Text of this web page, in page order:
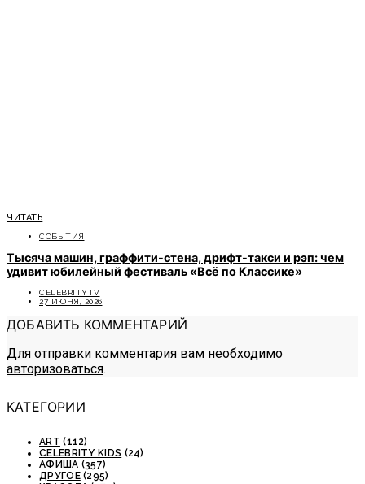
ЧИТАТЬ
СОБЫТИЯ
Тысяча машин, граффити-стена, дрифт-такси и рэп: чем
удивит юбилейный фестиваль «Всё по Классике»
CELEBRITYTV
27 ИЮНЯ, 2026
ДОБАВИТЬ КОММЕНТАРИЙ
Для отправки комментария вам необходимо
авторизоваться.
КАТЕГОРИИ
ART (112)
CELEBRITY KIDS (24)
АФИША (357)
ДРУГОЕ(295)